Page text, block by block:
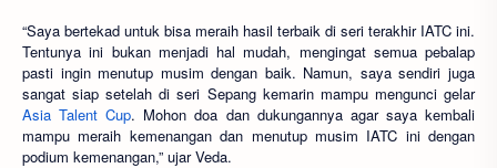
“Saya bertekad untuk bisa meraih hasil terbaik di seri terakhir IATC ini.
Tentunya ini bukan menjadi hal mudah, mengingat semua pebalap
pasti ingin menutup musim dengan baik. Namun, saya sendiri juga
sangat siap setelah di seri Sepang kemarin mampu mengunci gelar
Asia Talent Cup. Mohon doa dan dukungannya agar saya kembali
mampu meraih kemenangan dan menutup musim IATC ini dengan
podium kemenangan,” ujar Veda.